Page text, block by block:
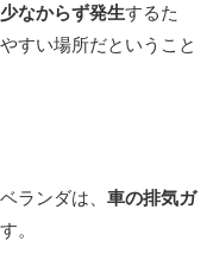
なからず発生するた
すい場所だということ
ランダは、 車の排気ガ
。